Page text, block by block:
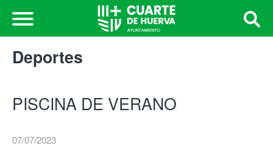
Deportes
PISCINA DE VERANO
07/07/2023